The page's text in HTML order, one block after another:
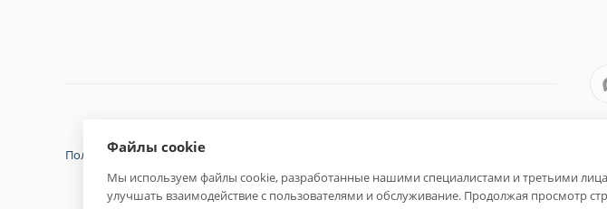
Политика конфиденциальности
Файлы cookie
Мы используем файлы cookie, разработанные нашими специалистами и третьими
улучшать взаимодействие с пользователями и обслуживание. Продолжая просмотр